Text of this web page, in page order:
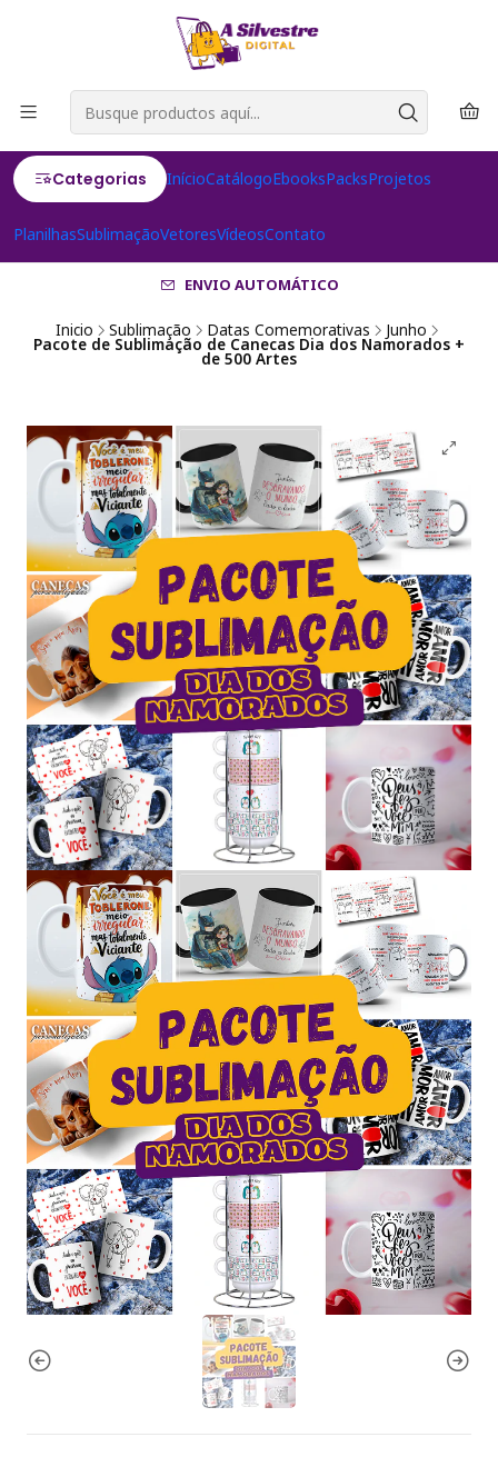
Categorias InícioCatálogoEbooksPacksProjetos
PlanilhasSublimaçãoVetoresVídeosContato
ENVIO AUTOMÁTICO
Inicio Sublimação Datas Comemorativas Junho
Pacote de Sublimação de Canecas Dia dos Namorados +
de 500 Artes